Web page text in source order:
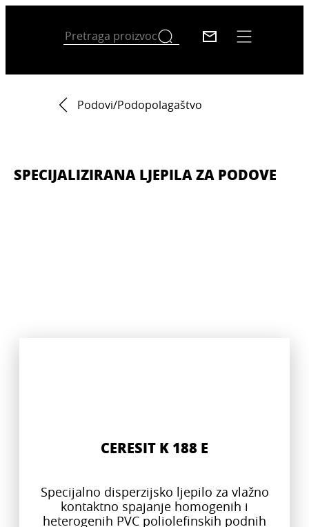
Podovi/Podopolagaštvo
SPECIJALIZIRANA LJEPILA ZA PODOVE
CERESIT K 188 E
Specijalno disperzijsko ljepilo za vlažno
kontaktno spajanje homogenih i
heterogenih PVC poliolefinskih podnih